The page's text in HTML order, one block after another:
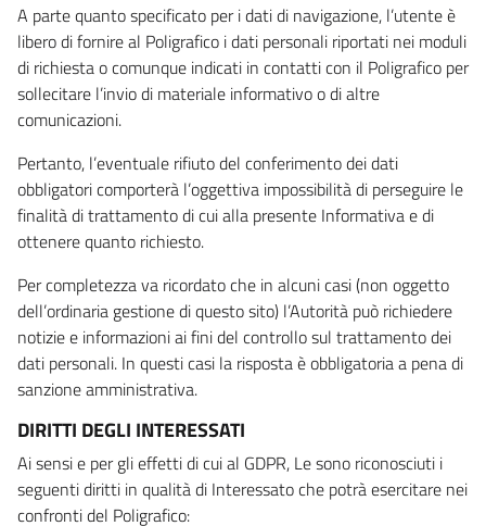
A parte quanto specificato per i dati di navigazione, l’utente è
libero di fornire al Poligrafico i dati personali riportati nei moduli
di richiesta o comunque indicati in contatti con il Poligrafico per
sollecitare l’invio di materiale informativo o di altre
comunicazioni.
Pertanto, l’eventuale rifiuto del conferimento dei dati
obbligatori comporterà l’oggettiva impossibilità di perseguire le
finalità di trattamento di cui alla presente Informativa e di
ottenere quanto richiesto.
Per completezza va ricordato che in alcuni casi (non oggetto
dell’ordinaria gestione di questo sito) l’Autorità può richiedere
notizie e informazioni ai fini del controllo sul trattamento dei
dati personali. In questi casi la risposta è obbligatoria a pena di
sanzione amministrativa.
DIRITTI DEGLI INTERESSATI
Ai sensi e per gli effetti di cui al GDPR, Le sono riconosciuti i
seguenti diritti in qualità di Interessato che potrà esercitare nei
confronti del Poligrafico: